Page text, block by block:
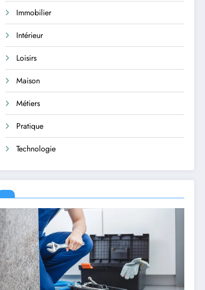
Immobilier
Intérieur
Loisirs
Maison
Métiers
Pratique
Technologie